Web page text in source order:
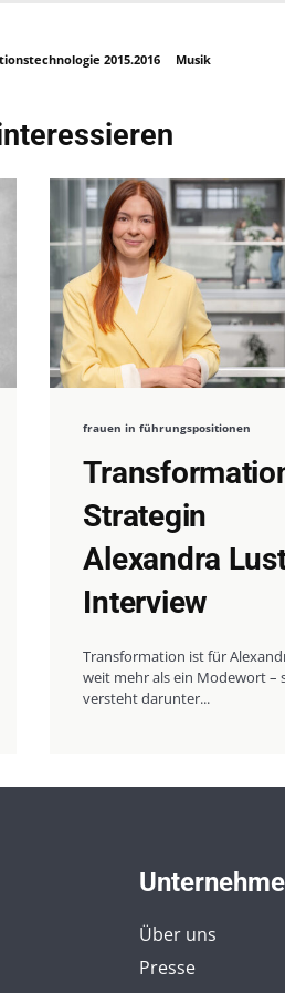
2015.2016 Musik
frauen in führungspositionen
Strategin
Alexandra
Interview
Transformation ist für
weit mehr als ein Modewort –
versteht darunter...
Über uns
Presse